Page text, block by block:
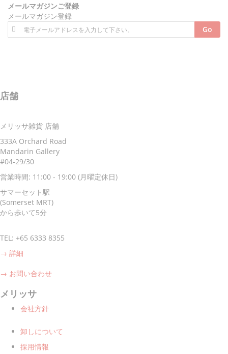
子旅プレスの撮影で、モデルの村
田倫子さんがご来店！
☆【
八方＆八光家のシンガポール
日テレにて放映。モデルの斎藤夏
☆
【NHK】 2015年9月21日(月)
放送の「おとなの基礎英語」テレ
ビ番組で紹介されました！
詳しく見る
介されました！4月23日放送
詳しく見る
☆【anan】 4月24日発行! プラナ
カンスタイルのビーズバッグ、カ
した！
☆ 【ポコチェ】
ーライオンカレンダーが紹介され
ました。
詳しく見る
メールマガジンご登録
メールマガジン登録
ニ
ュ
を
読
く
だ
さ
Go
店舗
メリッサ雑貨 店舗
333A Orchard Road
Mandarin Gallery
#04-29/30
営業時間: 11:00 - 19:00 (月曜定休日)
サマーセット駅
(Somerset MRT)
から歩いて5分
TEL: +65 6333 8355
→ 詳細
→ お問い合わせ
メリッサ
会社方針
卸しについて
採用情報